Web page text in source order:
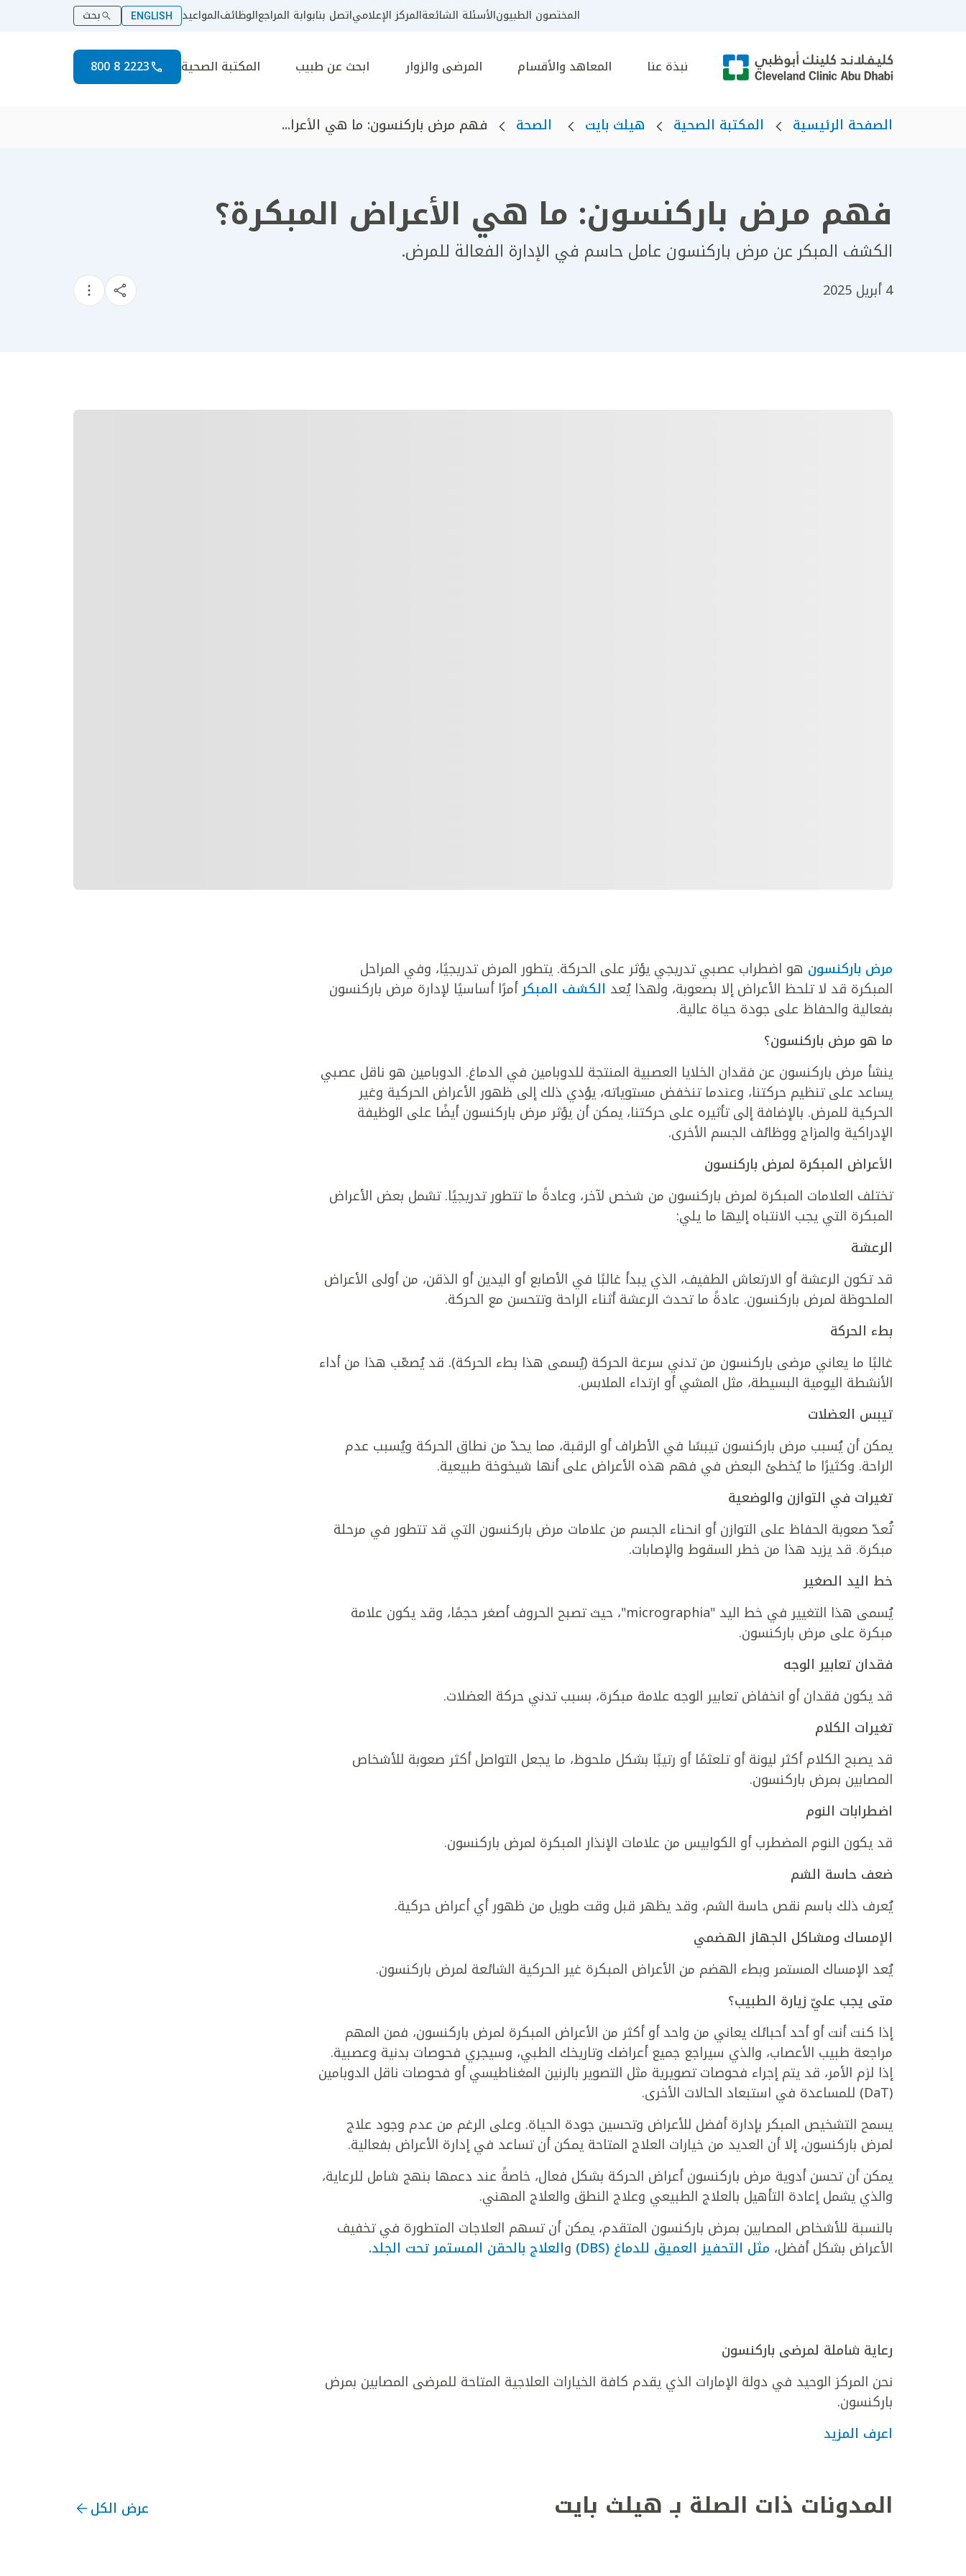
المختصون الطبيونالأسئلة الشائعةالمركز الإعلامياتصل بنابوابة المراجعالوظائفالمواعيد ENGLISH بحث
نبذة عنا المعاهد والأقسام المرضى والزوار ابحث عن طبيب المكتبة الصحية 2223 8 800
الصفحة الرئيسية المكتبة الصحية هيلث بايت الصحة فهم مرض باركنسون: ما هي الأعرا...
فهم مرض باركنسون: ما هي الأعراض المبكرة؟
الكشف المبكر عن مرض باركنسون عامل حاسم في الإدارة الفعالة للمرض.
4 أبريل 2025
مرض باركنسون هو اضطراب عصبي تدريجي يؤثر على الحركة. يتطور المرض تدريجيًا، وفي المراحل
المبكرة قد لا تلحظ الأعراض إلا بصعوبة، ولهذا يُعد الكشف المبكرأمرًا أساسيًا لإدارة مرض باركنسون
بفعالية والحفاظ على جودة حياة عالية.
ما هو مرض باركنسون؟
ينشأ مرض باركنسون عن فقدان الخلايا العصبية المنتجة للدوبامين في الدماغ. الدوبامين هو ناقل عصبي
يساعد على تنظيم حركتنا، وعندما تنخفض مستوياته، يؤدي ذلك إلى ظهور الأعراض الحركية وغير
الحركية للمرض. بالإضافة إلى تأثيره على حركتنا، يمكن أن يؤثر مرض باركنسون أيضًا على الوظيفة
الإدراكية والمزاج ووظائف الجسم الأخرى.
الأعراض المبكرة لمرض باركنسون
تختلف العلامات المبكرة لمرض باركنسون من شخص لآخر، وعادةً ما تتطور تدريجيًا. تشمل بعض الأعراض
المبكرة التي يجب الانتباه إليها ما يلي:
الرعشة
قد تكون الرعشة أو الارتعاش الطفيف، الذي يبدأ غالبًا في الأصابع أو اليدين أو الذقن، من أولى الأعراض
الملحوظة لمرض باركنسون. عادةً ما تحدث الرعشة أثناء الراحة وتتحسن مع الحركة.
بطء الحركة
غالبًا ما يعاني مرضى باركنسون من تدني سرعة الحركة (يُسمى هذا بطء الحركة). قد يُصعّب هذا من أداء
الأنشطة اليومية البسيطة، مثل المشي أو ارتداء الملابس.
تيبس العضلات
يمكن أن يُسبب مرض باركنسون تيبسًا في الأطراف أو الرقبة، مما يحدّ من نطاق الحركة ويُسبب عدم
الراحة. وكثيرًا ما يُخطئ البعض في فهم هذه الأعراض على أنها شيخوخة طبيعية.
تغيرات في التوازن والوضعية
تُعدّ صعوبة الحفاظ على التوازن أو انحناء الجسم من علامات مرض باركنسون التي قد تتطور في مرحلة
مبكرة. قد يزيد هذا من خطر السقوط والإصابات.
خط اليد الصغير
يُسمى هذا التغيير في خط اليد "micrographia"، حيث تصبح الحروف أصغر حجمًا، وقد يكون علامة
مبكرة على مرض باركنسون.
فقدان تعابير الوجه
قد يكون فقدان أو انخفاض تعابير الوجه علامة مبكرة، بسبب تدني حركة العضلات.
تغيرات الكلام
قد يصبح الكلام أكثر ليونة أو تلعثمًا أو رتيبًا بشكل ملحوظ، ما يجعل التواصل أكثر صعوبة للأشخاص
المصابين بمرض باركنسون.
اضطرابات النوم
قد يكون النوم المضطرب أو الكوابيس من علامات الإنذار المبكرة لمرض باركنسون.
ضعف حاسة الشم
يُعرف ذلك باسم نقص حاسة الشم، وقد يظهر قبل وقت طويل من ظهور أي أعراض حركية.
الإمساك ومشاكل الجهاز الهضمي
يُعد الإمساك المستمر وبطء الهضم من الأعراض المبكرة غير الحركية الشائعة لمرض باركنسون.
متى يجب عليّ زيارة الطبيب؟
إذا كنت أنت أو أحد أحبائك يعاني من واحد أو أكثر من الأعراض المبكرة لمرض باركنسون، فمن المهم
مراجعة طبيب الأعصاب، والذي سيراجع جميع أعراضك وتاريخك الطبي، وسيجري فحوصات بدنية وعصبية.
إذا لزم الأمر، قد يتم إجراء فحوصات تصويرية مثل التصوير بالرنين المغناطيسي أو فحوصات ناقل الدوبامين
(DaT) للمساعدة في استبعاد الحالات الأخرى.
يسمح التشخيص المبكر بإدارة أفضل للأعراض وتحسين جودة الحياة. وعلى الرغم من عدم وجود علاج
لمرض باركنسون، إلا أن العديد من خيارات العلاج المتاحة يمكن أن تساعد في إدارة الأعراض بفعالية.
يمكن أن تحسن أدوية مرض باركنسون أعراض الحركة بشكل فعال، خاصةً عند دعمها بنهج شامل للرعاية،
والذي يشمل إعادة التأهيل بالعلاج الطبيعي وعلاج النطق والعلاج المهني.
بالنسبة للأشخاص المصابين بمرض باركنسون المتقدم، يمكن أن تسهم العلاجات المتطورة في تخفيف
الأعراض بشكل أفضل، مثل التحفيز العميق للدماغ (DBS) والعلاج بالحقن المستمر تحت الجلد.
رعاية شاملة لمرضى باركنسون
نحن المركز الوحيد في دولة الإمارات الذي يقدم كافة الخيارات العلاجية المتاحة للمرضى المصابين بمرض
باركنسون.
اعرف المزيد
المدونات ذات الصلة بـ هيلث بايت عرض الكل